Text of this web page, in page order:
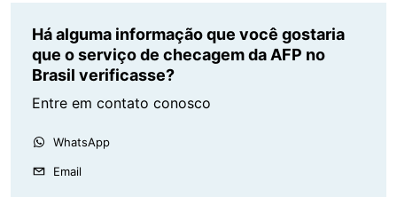
Há alguma informação que você gostaria
que o serviço de checagem da AFP no
Brasil verificasse?
Entre em contato conosco
WhatsApp
Email